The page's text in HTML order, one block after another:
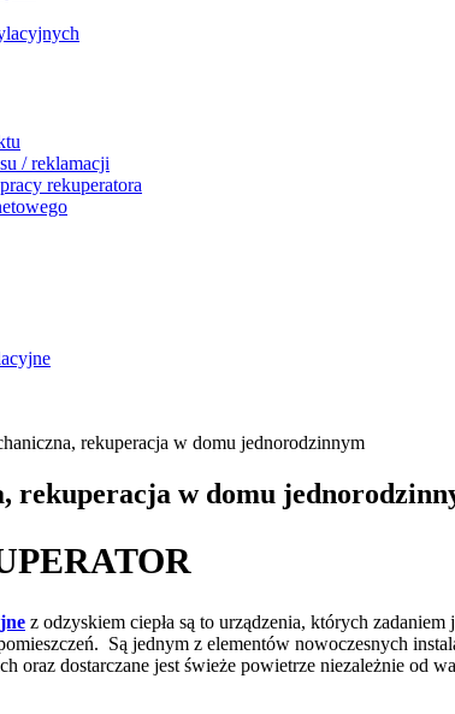
/ reklamacji
rekuperatora
rekuperacja w domu jednorodzinnym
rekuperacja w domu
z odzyskiem ciepła są to urządzenia, których
Są jednym z elementów nowoczesnych
oraz dostarczane jest świeże powietrze niezależnie od